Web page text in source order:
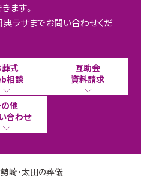
ます。
典ラサまでお問い合わせくだ
葬式
相談
互助会
資料請求
の他
合わせ
勢崎・太田の葬儀